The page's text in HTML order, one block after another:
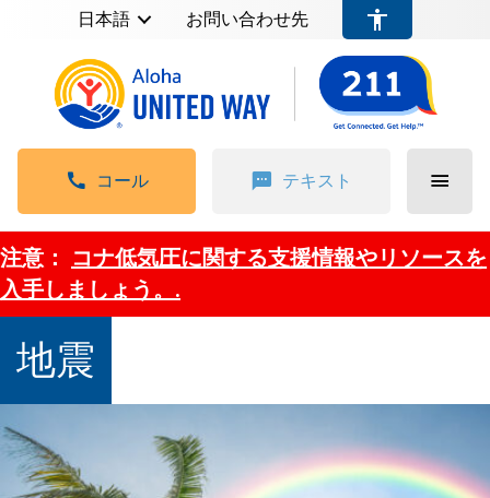
日本語 お問い合わせ先
コール テキスト
注意：
コナ低気圧に関する支援情報やリソースを
入手しましょう。.
地震